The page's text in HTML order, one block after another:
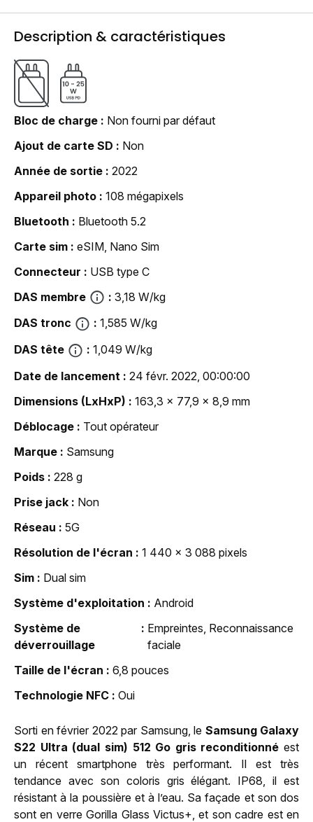
Description & caractéristiques
Bloc de charge
Non fourni par défaut
Ajout de carte SD
Non
Année de sortie
2022
Appareil photo
108 mégapixels
Bluetooth
Bluetooth 5.2
Carte sim
eSIM, Nano Sim
Connecteur
USB type C
DAS membre
3,18 W/kg
DAS tronc
1,585 W/kg
DAS tête
1,049 W/kg
Date de lancement
24 févr. 2022, 00:00:00
Dimensions (LxHxP)
163,3 x 77,9 x 8,9 mm
Déblocage
Tout opérateur
Marque
Samsung
Poids
228 g
Prise jack
Non
Réseau
5G
Résolution de l'écran
1 440 x 3 088 pixels
Sim
Dual sim
Système d'exploitation
Android
Système de
déverrouillage
Empreintes, Reconnaissance
faciale
Taille de l'écran
6,8 pouces
Technologie NFC
Oui
Sorti en février 2022 par Samsung, le Samsung Galaxy
S22 Ultra (dual sim) 512 Go gris reconditionné est
un récent smartphone très performant. Il est très
tendance avec son coloris gris élégant. IP68, il est
résistant à la poussière et à l’eau. Sa façade et son dos
sont en verre Gorilla Glass Victus+, et son cadre est en